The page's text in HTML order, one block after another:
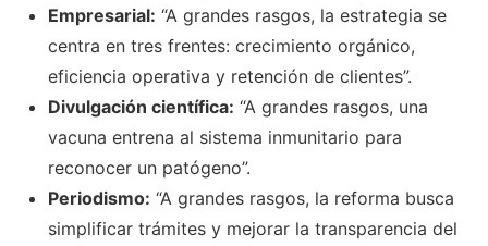
Empresarial: “A grandes rasgos, la estrategia se
centra en tres frentes: crecimiento orgánico,
eficiencia operativa y retención de clientes”.
Divulgación científica: “A grandes rasgos, una
vacuna entrena al sistema inmunitario para
reconocer un patógeno”.
Periodismo: “A grandes rasgos, la reforma busca
simplificar trámites y mejorar la transparencia del